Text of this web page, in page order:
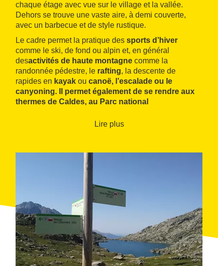
chaque étage avec vue sur le village et la vallée.
Dehors se trouve une vaste aire, à demi couverte,
avec un barbecue et de style rustique.
Le cadre permet la pratique des sports d’hiver
comme le ski, de fond ou alpin et, en général
desactivités de haute montagne comme la
randonnée pédestre, le rafting, la descente de
rapides en kayak ou canoë, l’escalade ou le
canyoning. Il permet également de se rendre aux
thermes de Caldes, au Parc national
de la Vall de Boí, inscrit au
Lire plus